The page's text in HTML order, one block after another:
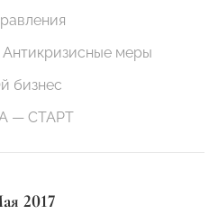
меры
бизнес
— СТАРТ
2017